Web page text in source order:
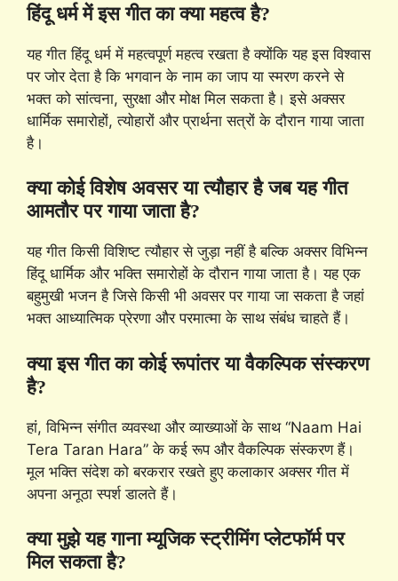
हिंदू धर्म में इस गीत का क्या महत्व है?
यह गीत हिंदू धर्म में महत्वपूर्ण महत्व रखता है क्योंकि यह इस विश्वास
पर जोर देता है कि भगवान के नाम का जाप या स्मरण करने से
भक्त को सांत्वना, सुरक्षा और मोक्ष मिल सकता है। इसे अक्सर
धार्मिक समारोहों, त्योहारों और प्रार्थना सत्रों के दौरान गाया जाता
है।
क्या कोई विशेष अवसर या त्यौहार है जब यह गीत
आमतौर पर गाया जाता है?
यह गीत किसी विशिष्ट त्यौहार से जुड़ा नहीं है बल्कि अक्सर विभिन्न
हिंदू धार्मिक और भक्ति समारोहों के दौरान गाया जाता है। यह एक
बहुमुखी भजन है जिसे किसी भी अवसर पर गाया जा सकता है जहां
भक्त आध्यात्मिक प्रेरणा और परमात्मा के साथ संबंध चाहते हैं।
क्या इस गीत का कोई रूपांतर या वैकल्पिक संस्करण
है?
हां, विभिन्न संगीत व्यवस्था और व्याख्याओं के साथ “Naam Hai
Tera Taran Hara” के कई रूप और वैकल्पिक संस्करण हैं।
मूल भक्ति संदेश को बरकरार रखते हुए कलाकार अक्सर गीत में
अपना अनूठा स्पर्श डालते हैं।
क्या मुझे यह गाना म्यूजिक स्ट्रीमिंग प्लेटफॉर्म पर
मिल सकता है?